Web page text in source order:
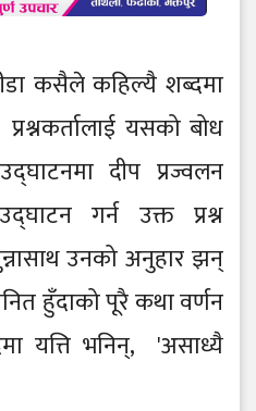
कसैले कहिल्यै शब्दमा
यसको बोध
दीप प्रज्वलन
गर्न उक्त प्रश्न
उनको अनुहार झन्
हुँदाको पूरै कथा वर्णन
यत्ति भनिन्, 'असाध्यै